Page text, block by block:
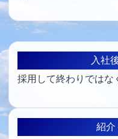
入社
採用して終わりではな
紹介